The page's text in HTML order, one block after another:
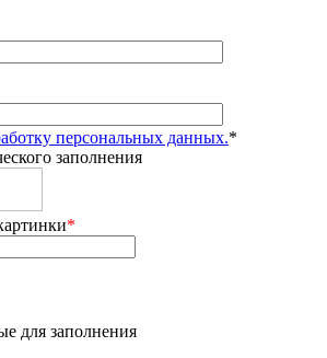
персональных данных.*
заполнения
*
для заполнения